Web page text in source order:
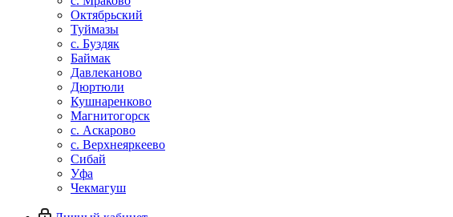
Октябрьский
Туймазы
c. Буздяк
Баймак
Давлеканово
Дюртюли
Кушнаренково
Магнитогорск
с. Аскарово
с. Верхнеяркеево
Сибай
Уфа
Чекмагуш